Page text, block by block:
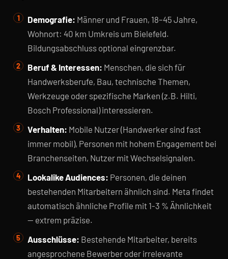
Demografie: Männer und Frauen, 18–45 Jahre,
Wohnort: 40 km Umkreis um Bielefeld.
Bildungsabschluss optional eingrenzbar.
Beruf & Interessen: Menschen, die sich für
Handwerksberufe, Bau, technische Themen,
Werkzeuge oder spezifische Marken (z.B. Hilti,
Bosch Professional) interessieren.
Verhalten: Mobile Nutzer (Handwerker sind fast
immer mobil), Personen mit hohem Engagement bei
Branchenseiten, Nutzer mit Wechselsignalen.
Lookalike Audiences: Personen, die deinen
bestehenden Mitarbeitern ähnlich sind. Meta findet
automatisch ähnliche Profile mit 1-3 % Ähnlichkeit
— extrem präzise.
Ausschlüsse: Bestehende Mitarbeiter, bereits
angesprochene Bewerber oder irrelevante